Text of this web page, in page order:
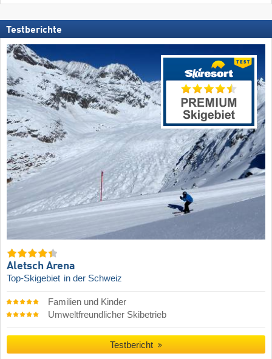
Testberichte
Aletsch Arena
Top-Skigebiet in der Schweiz
Familien und Kinder
Umweltfreundlicher Skibetrieb
Testbericht